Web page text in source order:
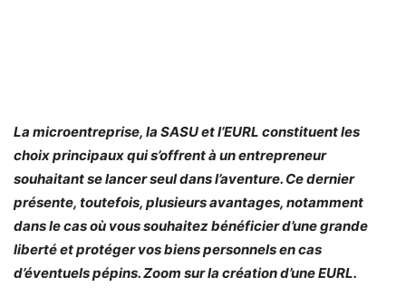
La microentreprise, la SASU et l’EURL constituent les
choix principaux qui s’offrent à un entrepreneur
souhaitant se lancer seul dans l’aventure. Ce dernier
présente, toutefois, plusieurs avantages, notamment
dans le cas où vous souhaitez bénéficier d’une grande
liberté et protéger vos biens personnels en cas
d’éventuels pépins. Zoom sur la création d’une EURL.